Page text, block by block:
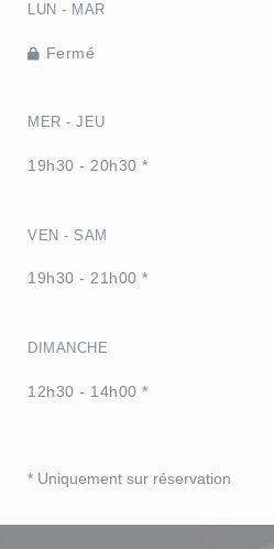
LUN - MAR
Fermé
MER - JEU
19h30 - 20h30 *
VEN - SAM
19h30 - 21h00 *
DIMANCHE
12h30 - 14h00 *
* Uniquement sur réservation